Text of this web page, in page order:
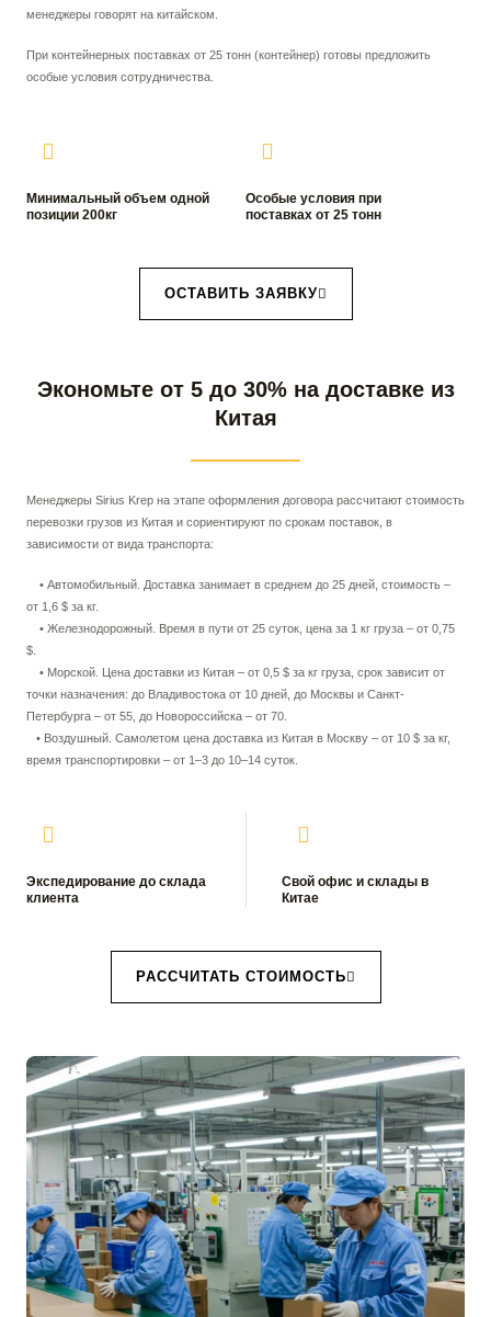
менеджеры говорят на китайском.
При контейнерных поставках от 25 тонн (контейнер) готовы предложить
особые условия сотрудничества.
Минимальный объем одной
позиции 200кг
Особые условия при
поставках от 25 тонн
ОСТАВИТЬ ЗАЯВКУ
Экономьте от 5 до 30% на доставке из
Китая
Менеджеры Sirius Krep на этапе оформления договора рассчитают стоимость
перевозки грузов из Китая и сориентируют по срокам поставок, в
зависимости от вида транспорта:
• Автомобильный. Доставка занимает в среднем до 25 дней, стоимость –
от 1,6 $ за кг.
• Железнодорожный. Время в пути от 25 суток, цена за 1 кг груза – от 0,75
$.
• Морской. Цена доставки из Китая – от 0,5 $ за кг груза, срок зависит от
точки назначения: до Владивостока от 10 дней, до Москвы и Санкт-
Петербурга – от 55, до Новороссийска – от 70.
• Воздушный. Самолетом цена доставка из Китая в Москву – от 10 $ за кг,
время транспортировки – от 1–3 до 10–14 суток.
Экспедирование до склада
клиента
Свой офис и склады в
Китае
РАССЧИТАТЬ СТОИМОСТЬ